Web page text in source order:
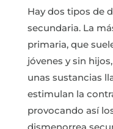
Hay dos tipos de
secundaria. La
primaria, que
jóvenes y sin
unas sustancias
estimulan la
provocando así